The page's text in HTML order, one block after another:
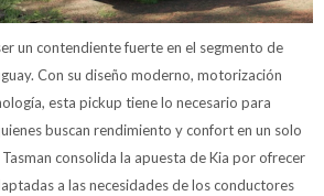
un contendiente fuerte en el segmento de
Con su diseño moderno, motorización
esta pickup tiene lo necesario para
buscan rendimiento y confort en un solo
consolida la apuesta de Kia por ofrecer
a las necesidades de los conductores